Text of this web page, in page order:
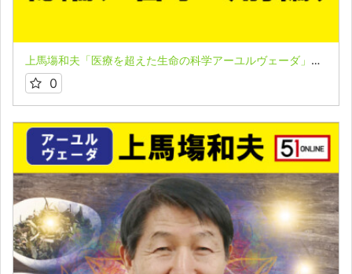
上馬塲和夫「医療を超えた生命の科学アーユルヴェーダ」★第１講座（前編）
0